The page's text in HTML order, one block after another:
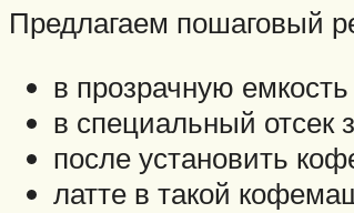
Предлагаем пошаговый
в прозрачную
в специальный отсек
после установить
латте в такой